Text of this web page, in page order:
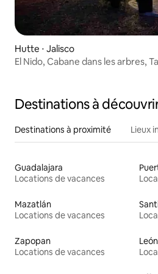
Hutte ⋅ Jalisco
El Nido, Cabane dans les arbres,
Destinations à
Destinations à proximité Lieux
Guadalajara
Locations de vacances
Mazatlán
Locations de vacances
Zapopan
Locations de vacances
León